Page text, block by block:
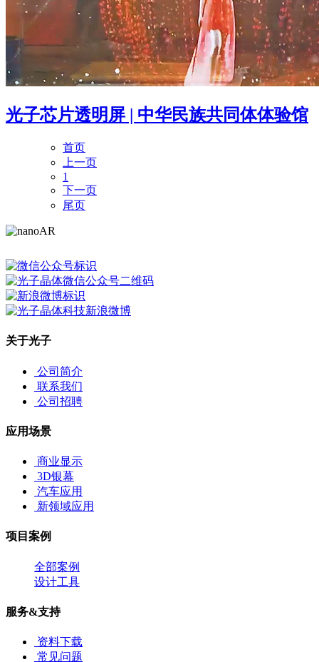
光子芯片透明屏 | 中华民族共同体体验馆
首页
上一页
1
下一页
尾页
关于光子
公司简介
联系我们
公司招聘
应用场景
商业显示
3D银幕
汽车应用
新领域应用
项目案例
全部案例
设计工具
服务&支持
资料下载
常见问题